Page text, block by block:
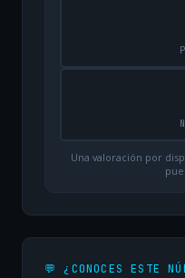
Una valoración por
💬 ¿CONOCES ESTE